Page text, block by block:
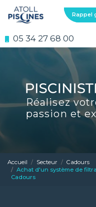
au
contenu
05 34 27 68 00
Rappel
Réalisez
passion et
Accueil Secteur
Cadours
Achat d'un système de
Cadours